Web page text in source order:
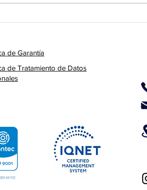
de Garantía
de Tratamiento de Datos